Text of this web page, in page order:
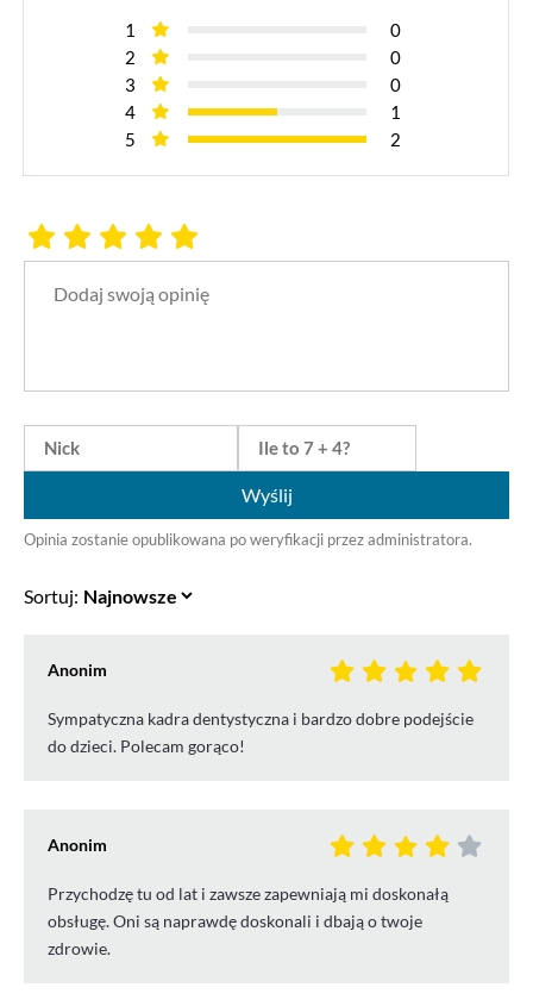
1
0
2
0
3
0
4
1
5
2
Wyślij
Opinia zostanie opublikowana po weryfikacji przez administratora.
Sortuj:
Anonim
Sympatyczna kadra dentystyczna i bardzo dobre podejście
do dzieci. Polecam gorąco!
Anonim
Przychodzę tu od lat i zawsze zapewniają mi doskonałą
obsługę. Oni są naprawdę doskonali i dbają o twoje
zdrowie.